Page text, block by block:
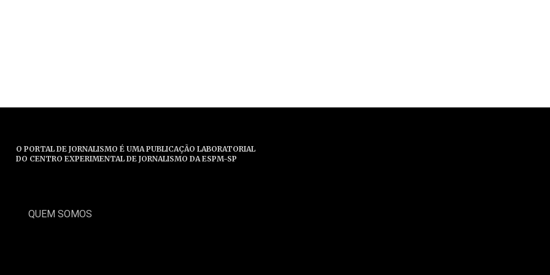
O PORTAL DE JORNALISMO É UMA PUBLICAÇÃO LABORATORIAL
DO CENTRO EXPERIMENTAL DE JORNALISMO DA ESPM-SP
QUEM SOMOS